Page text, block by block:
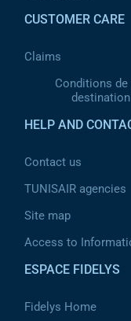
CUSTOMER CARE
Claims
Conditions
destination
HELP AND
Contact us
TUNISAIR agencies
Site map
Access to
ESPACE FIDELYS
Fidelys Home